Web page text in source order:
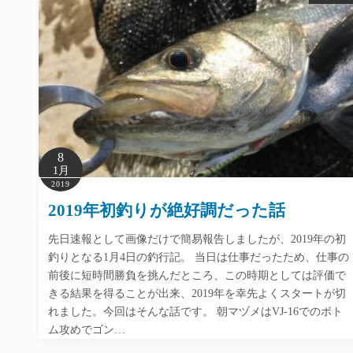
8
1月
2019
2019年初釣りが絶好調だった話
先日速報として画像だけで簡易報告しましたが、2019年の初
釣りとなる1月4日の釣行記。 当日は仕事だったため、仕事の
前後に短時間勝負を挑んだところ、この時期としては評価で
きる結果を得ることが出来、2019年を幸先よくスタートが切
れました。今回はそんな話です。 朝マヅメはVJ-16でのボト
ム攻めでゴン…